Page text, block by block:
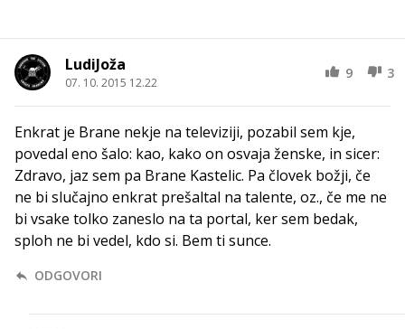
LudiJoža
07. 10. 2015 12.22
9 3
Enkrat je Brane nekje na televiziji, pozabil sem kje,
povedal eno šalo: kao, kako on osvaja ženske, in sicer:
Zdravo, jaz sem pa Brane Kastelic. Pa človek božji, če
ne bi slučajno enkrat prešaltal na talente, oz., če me ne
bi vsake tolko zaneslo na ta portal, ker sem bedak,
sploh ne bi vedel, kdo si. Bem ti sunce.
ODGOVORI